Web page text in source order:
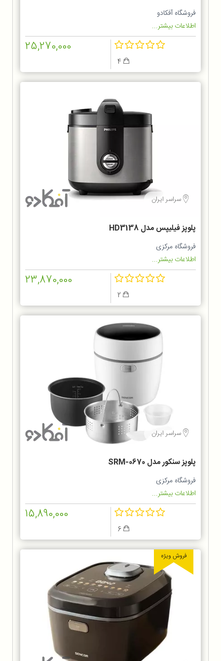
فروشگاه آفکادو
اطلاعات بیشتر...
25,270,000
سراسر ایران
پلوپز فيليپس مدل HD3138
فروشگاه مرکزی
اطلاعات بیشتر...
23,870,000
سراسر ایران
پلوپز سنکور مدل SRM-0670
فروشگاه مرکزی
اطلاعات بیشتر...
15,890,000
فروش ویژه